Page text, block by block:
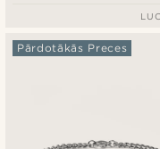
Pārdotākās Preces